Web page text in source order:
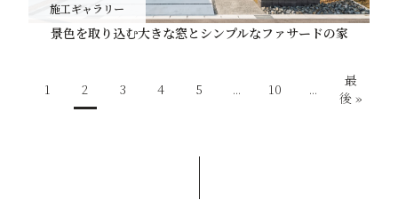
施工ギャラリー
景色を取り込む大きな窓とシンプルなファサードの家
1 2 3 4 5 ... 10 ...
最
後 »